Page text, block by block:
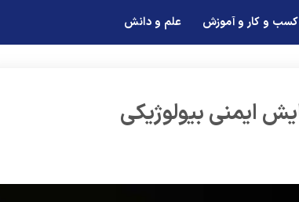
کسب و کار و آموزش علم و دانش
ایمنی بیولوژیکی